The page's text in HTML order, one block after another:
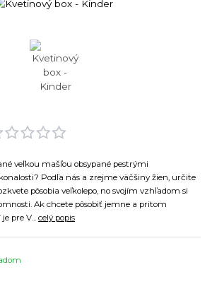
veľkou mašľou obsypané pestrými
Podľa nás a zrejme väčšiny žien, určite
pôsobia veľkolepo, no svojím vzhľadom si
Ak chcete pôsobiť jemne a pritom
pre V... celý popis